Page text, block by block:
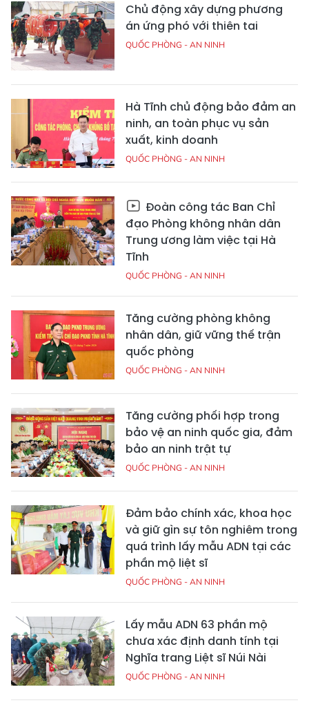
Chủ động xây dựng phương
án ứng phó với thiên tai
QUỐC PHÒNG - AN NINH
Hà Tĩnh chủ động bảo đảm an
ninh, an toàn phục vụ sản
xuất, kinh doanh
QUỐC PHÒNG - AN NINH
Đoàn công tác Ban Chỉ
đạo Phòng không nhân dân
Trung ương làm việc tại Hà
Tĩnh
QUỐC PHÒNG - AN NINH
Tăng cường phòng không
nhân dân, giữ vững thế trận
quốc phòng
QUỐC PHÒNG - AN NINH
Tăng cường phối hợp trong
bảo vệ an ninh quốc gia, đảm
bảo an ninh trật tự
QUỐC PHÒNG - AN NINH
Đảm bảo chính xác, khoa học
và giữ gìn sự tôn nghiêm trong
quá trình lấy mẫu ADN tại các
phần mộ liệt sĩ
QUỐC PHÒNG - AN NINH
Lấy mẫu ADN 63 phần mộ
chưa xác định danh tính tại
Nghĩa trang Liệt sĩ Núi Nài
QUỐC PHÒNG - AN NINH